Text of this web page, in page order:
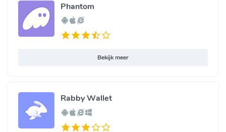
Phantom
Bekijk meer
Rabby Wallet